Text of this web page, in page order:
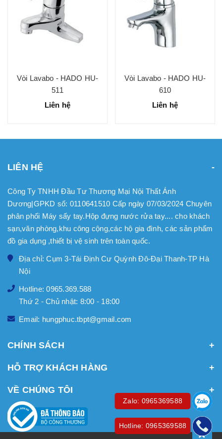
Vòi Lavabo - HADO HU-
511
Liên hệ
Vòi Lavabo - HADO HU-
610
Liên hệ
LIÊN HỆ
Công Ty TNHH Đầu Tư Thương Mại Nội Thất Ánh
Dương|GPKD số: 0110641510 Cấp ngày 07/03/2024 Chuyên
phân phối Máy sấy tay.Hộp đựng nước rửa tay.... cho khách
sạn,văn phòng,khu công cộng,các hộ gia đình, các sản phẩm
đồ gia dụng ,thiết bị vệ sinh trên toàn quốc.
Địa chỉ: Cụm 3-Tái Định Cư Quỳnh Đô-Đại Thanh-TP Hà
Nội
Hotline: 0965.369.588
Thứ 2 - Chủ nhật: 8:00 - 18:00
Email: hungphuc.tbpt@gmail.com
CHÍNH SÁCH
HỖ TRỢ KHÁCH HÀNG
VỀ CHÚNG TÔI
Zalo: 0965369588
Hotline: 0965369588